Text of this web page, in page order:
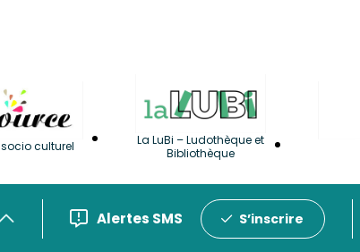
culturel
La LuBi – Ludothèque et
Bibliothèque
Alertes SMS S’inscrire